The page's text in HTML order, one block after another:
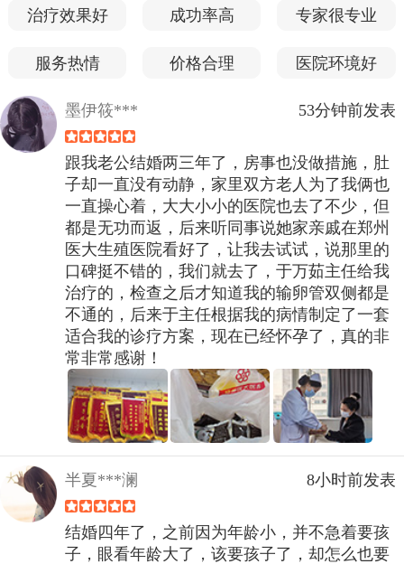
治疗效果好 成功率高 专家很专业
服务热情 价格合理 医院环境好
墨伊筱*** 53分钟前发表
跟我老公结婚两三年了，房事也没做措施，肚
子却一直没有动静，家里双方老人为了我俩也
一直操心着，大大小小的医院也去了不少，但
都是无功而返，后来听同事说她家亲戚在郑州
医大生殖医院看好了，让我去试试，说那里的
口碑挺不错的，我们就去了，于万茹主任给我
治疗的，检查之后才知道我的输卵管双侧都是
不通的，后来于主任根据我的病情制定了一套
适合我的诊疗方案，现在已经怀孕了，真的非
常非常感谢！
半夏***澜 8小时前发表
结婚四年了，之前因为年龄小，并不急着要孩
子，眼看年龄大了，该要孩子了，却怎么也要